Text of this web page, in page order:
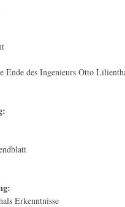
Ende des Ingenieurs Otto
Erkenntnisse